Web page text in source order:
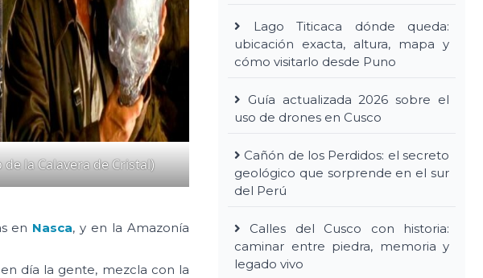
de la Calavera de Cristal)
en Nasca, y en la Amazonía
día la gente, mezcla con la
Lago Titicaca dónde queda:
ubicación exacta, altura, mapa y
cómo visitarlo desde Puno
Guía actualizada 2026 sobre el
uso de drones en Cusco
Cañón de los Perdidos: el secreto
geológico que sorprende en el sur
del Perú
Calles del Cusco con historia:
caminar entre piedra, memoria y
legado vivo